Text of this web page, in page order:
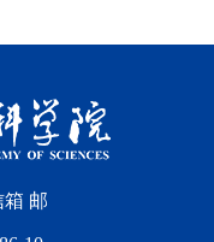
箱 邮